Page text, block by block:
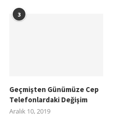
3
Geçmişten Günümüze Cep
Telefonlardaki Değişim
Aralık 10, 2019